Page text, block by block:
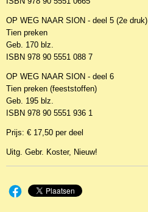
OP WEG NAAR SION - deel 5 (2e druk)
Tien preken
Geb. 170 blz.
ISBN 978 90 5551 088 7
OP WEG NAAR SION - deel 6
Tien preken (feeststoffen)
Geb. 195 blz.
ISBN 978 90 5551 936 1
Prijs: € 17,50 per deel
Uitg. Gebr. Koster, Nieuw!